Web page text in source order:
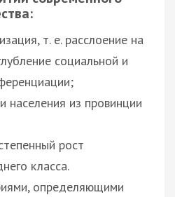
т. е. расслоение на
социальной и
населения из провинции
рост
класса.
определяющими